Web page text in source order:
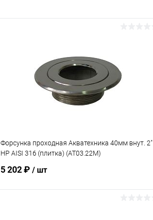
Форсунка проходная Акватехника 40мм внут. 2"
НР AISI 316 (плитка) (AT03.22M)
5 202 ₽ / шт